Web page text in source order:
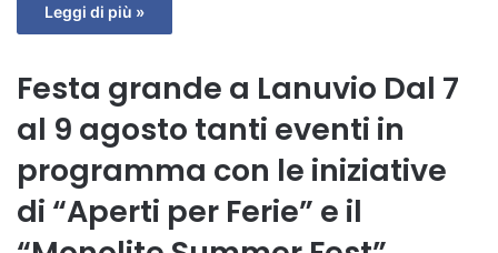
Leggi di più »
Festa grande a Lanuvio Dal 7
al 9 agosto tanti eventi in
programma con le iniziative
di “Aperti per Ferie” e il